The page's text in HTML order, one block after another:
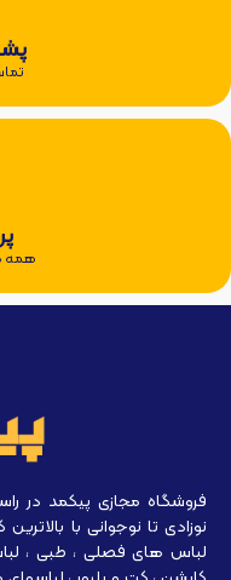
همه
فروشگاه مجازی پیکمد در
نوزادی تا نوجوانی با
لباس های فصلی ، طبی ،